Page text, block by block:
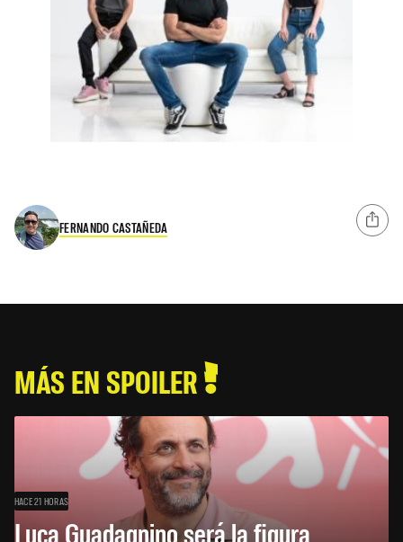
FERNANDO CASTAÑEDA
MÁS EN SPOILER
HACE 21 HORAS
Luca Guadagnino será la figura